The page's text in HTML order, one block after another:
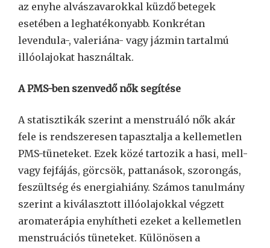
az enyhe alvászavarokkal küzdő betegek
esetében a leghatékonyabb. Konkrétan
levendula-, valeriána- vagy jázmin tartalmú
illóolajokat használtak.
A PMS-ben szenvedő nők segítése
A statisztikák szerint a menstruáló nők akár
fele is rendszeresen tapasztalja a kellemetlen
PMS-tüneteket. Ezek közé tartozik a hasi, mell-
vagy fejfájás, görcsök, pattanások, szorongás,
feszültség és energiahiány. Számos tanulmány
szerint a kiválasztott illóolajokkal végzett
aromaterápia enyhítheti ezeket a kellemetlen
menstruációs tüneteket. Különösen a